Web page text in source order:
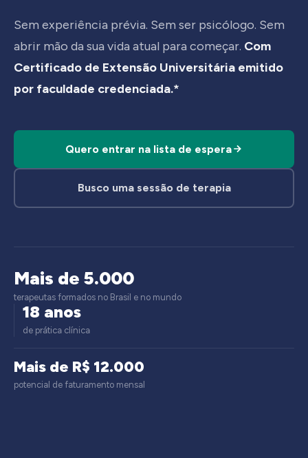
Sem experiência prévia. Sem ser psicólogo. Sem
abrir mão da sua vida atual para começar. Com
Certificado de Extensão Universitária emitido
por faculdade credenciada.*
Quero entrar na lista de espera
Busco uma sessão de terapia
Mais de 5.000
terapeutas formados no Brasil e no mundo
18 anos
de prática clínica
Mais de R$ 12.000
potencial de faturamento mensal